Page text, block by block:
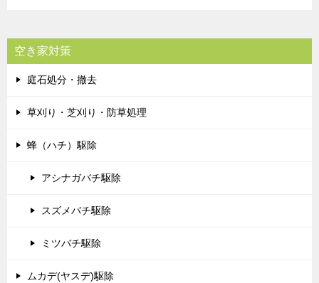
空き家対策
庭石処分・撤去
草刈り・芝刈り・防草処理
蜂（ハチ）駆除
アシナガバチ駆除
スズメバチ駆除
ミツバチ駆除
ムカデ(ヤスデ)駆除